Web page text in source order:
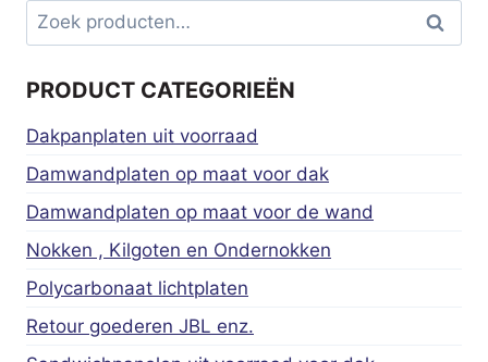
Zoeken
naar:
Zoeken
PRODUCT CATEGORIEËN
Dakpanplaten uit voorraad
Damwandplaten op maat voor dak
Damwandplaten op maat voor de wand
Nokken , Kilgoten en Ondernokken
Polycarbonaat lichtplaten
Retour goederen JBL enz.